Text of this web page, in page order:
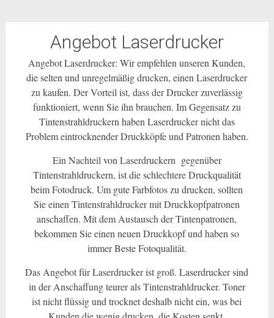
Angebot Laserdrucker
Angebot Laserdrucker: Wir empfehlen unseren Kunden,
die selten und unregelmäßig drucken, einen Laserdrucker
zu kaufen. Der Vorteil ist, dass der Drucker zuverlässig
funktioniert, wenn Sie ihn brauchen. Im Gegensatz zu
Tintenstrahldruckern haben Laserdrucker nicht das
Problem eintrocknender Druckköpfe und Patronen haben.
Ein Nachteil von Laserdruckern gegenüber
Tintenstrahldruckern, ist die schlechtere Druckqualität
beim Fotodruck. Um gute Farbfotos zu drucken, sollten
Sie einen Tintenstrahldrucker mit Druckkopfpatronen
anschaffen. Mit dem Austausch der Tintenpatronen,
bekommen Sie einen neuen Druckkopf und haben so
immer Beste Fotoqualität.
Das Angebot für Laserdrucker ist groß. Laserdrucker sind
in der Anschaffung teurer als Tintenstrahldrucker. Toner
ist nicht flüssig und trocknet deshalb nicht ein, was bei